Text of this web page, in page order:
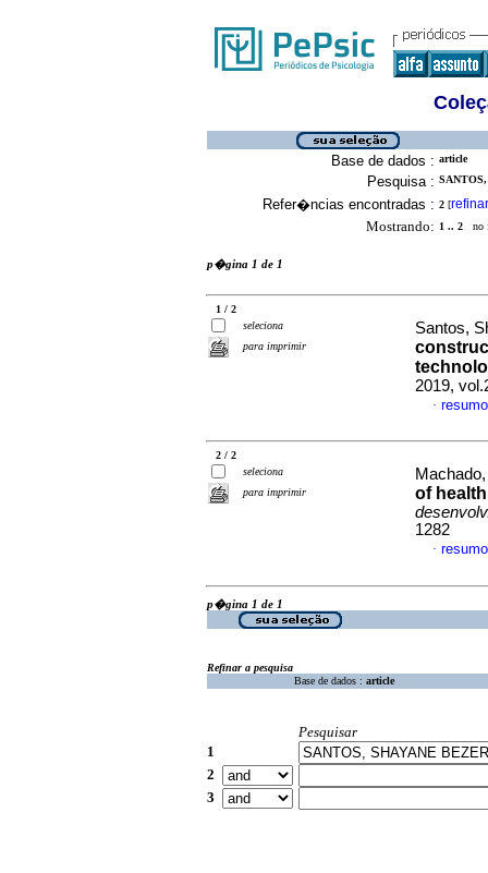
Base de dados : article
Pesquisa :
Refer�ncias encontradas : 2 [refinar
Mostrando: 1 .. 2 no
p�gina 1 de 1
1 / 2
seleciona
para imprimir
Santos,
2019,
·
2 / 2
seleciona
para imprimir
of
1282
·
p�gina 1 de 1
Refinar a pesquisa
Base de dados : article
Pesquisar
1
2
3